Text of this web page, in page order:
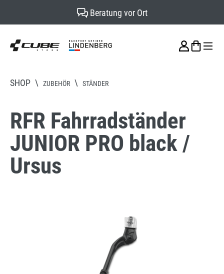
Beratung vor Ort
SHOP \ ZUBEHÖR \ STÄNDER
RFR Fahrradständer
JUNIOR PRO black /
Ursus